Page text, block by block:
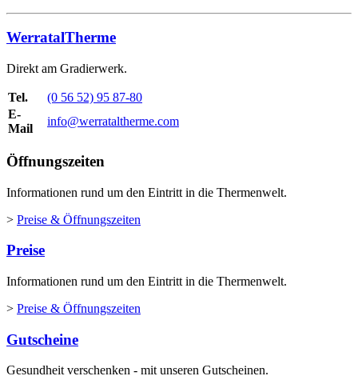
WerratalTherme
Direkt am Gradierwerk.
Tel.
(0 56 52) 95 87-80
E-
Mail
info@werrataltherme.com
Öffnungszeiten
Informationen rund um den Eintritt in die Thermenwelt.
> Preise & Öffnungszeiten
Preise
Informationen rund um den Eintritt in die Thermenwelt.
> Preise & Öffnungszeiten
Gutscheine
Gesundheit verschenken - mit unseren Gutscheinen.